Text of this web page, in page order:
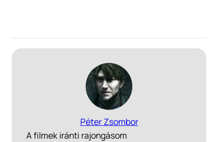
Péter Zsombor
A filmek iránti rajongásom